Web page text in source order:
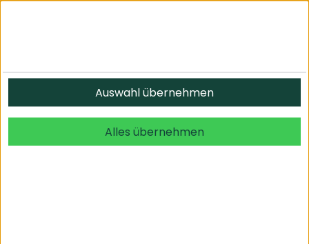
© 2026 undefined. alle Rechte vorbehalten.
Auswahl übernehmen
Alles übernehmen